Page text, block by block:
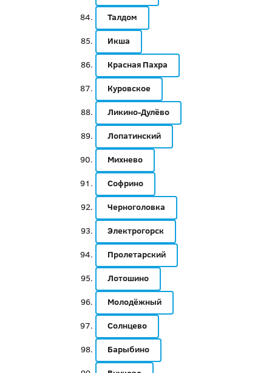
Талдом
Икша
Красная Пахра
Куровское
Ликино-Дулёво
Лопатинский
Михнево
Софрино
Черноголовка
Электрогорск
Пролетарский
Лотошино
Молодёжный
Солнцево
Барыбино